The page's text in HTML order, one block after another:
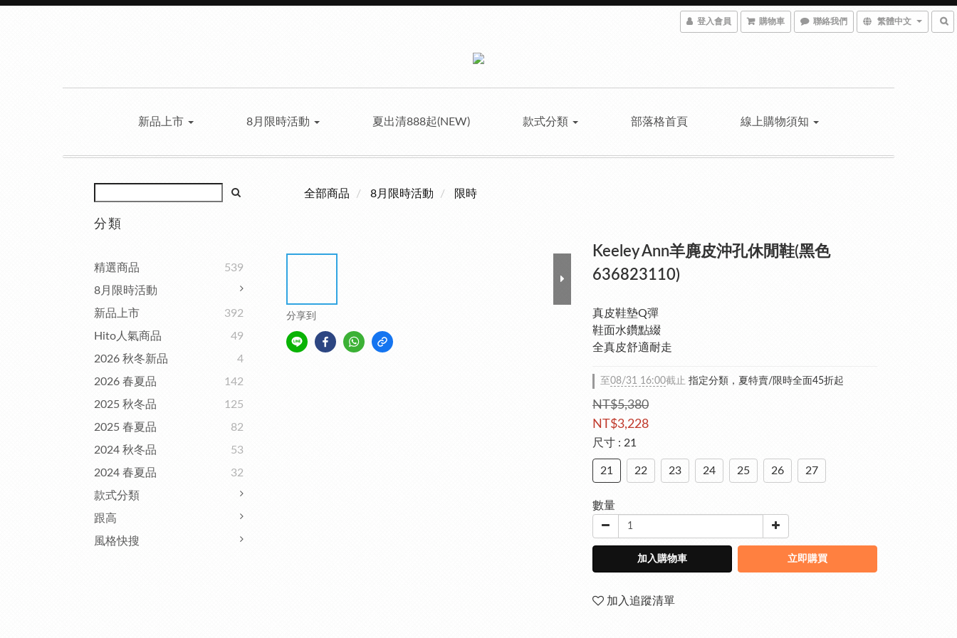
登入會員 購物車 聯絡我們 繁體中文
新品上市 8月限時活動 夏出清888起(NEW) 款式分類 部落格首頁 線上購物須知
分類
精選商品
539
8月限時活動
新品上市
392
Hito人氣商品
49
2026 秋冬新品
4
2026 春夏品
142
2025 秋冬品
125
2025 春夏品
82
2024 秋冬品
53
2024 春夏品
32
款式分類
跟高
風格快搜
全部商品 8月限時活動 限時
分享到
Keeley Ann羊麂皮沖孔休閒鞋(黑色
636823110)
真皮鞋墊Q彈
鞋面水鑽點綴
全真皮舒適耐走
至08/31 16:00截止 指定分類，夏特賣/限時全面45折起
NT$5,380
NT$3,228
尺寸 : 21
21 22 23 24 25 26 27
數量
加入購物車 立即購買
加入追蹤清單